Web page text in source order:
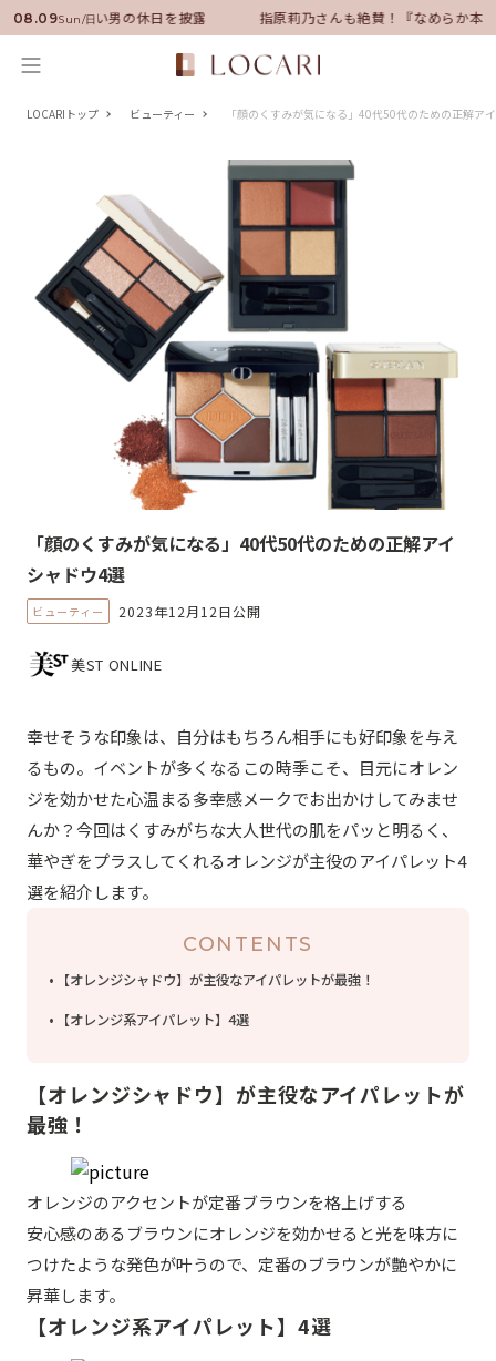
08.09Sun/日
に就任！いい男の休日を披露 指原莉乃さんも絶賛！『なめらか本
LOCARIトップ ビューティー 「顔のくすみが気になる」40代50代のための正解ア
「顔のくすみが気になる」40代50代のための正解アイ
シャドウ4選
ビューティー 2023年12月12日公開
美ST ONLINE
幸せそうな印象は、自分はもちろん相手にも好印象を与え
るもの。イベントが多くなるこの時季こそ、目元にオレン
ジを効かせた心温まる多幸感メークでお出かけしてみませ
んか？今回はくすみがちな大人世代の肌をパッと明るく、
華やぎをプラスしてくれるオレンジが主役のアイパレット4
選を紹介します。
CONTENTS
【オレンジシャドウ】が主役なアイパレットが最強！
【オレンジ系アイパレット】4選
【オレンジシャドウ】が主役なアイパレットが
最強！
オレンジのアクセントが定番ブラウンを格上げする
安心感のあるブラウンにオレンジを効かせると光を味方に
つけたような発色が叶うので、定番のブラウンが艶やかに
昇華します。
【オレンジ系アイパレット】4選